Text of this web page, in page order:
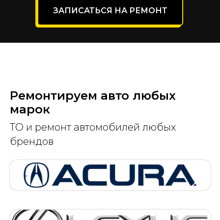
ЗАПИСАТЬСЯ НА РЕМОНТ
Ремонтируем авто любых
марок
ТО и ремонт автомобилей любых
брендов